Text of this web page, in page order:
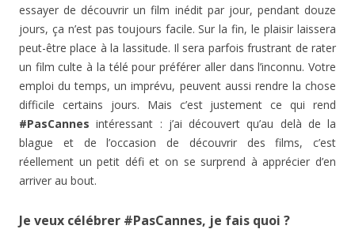
essayer de découvrir un film inédit par jour, pendant douze
jours, ça n’est pas toujours facile. Sur la fin, le plaisir laissera
peut-être place à la lassitude. Il sera parfois frustrant de rater
un film culte à la télé pour préférer aller dans l’inconnu. Votre
emploi du temps, un imprévu, peuvent aussi rendre la chose
difficile certains jours. Mais c’est justement ce qui rend
#PasCannes intéressant : j’ai découvert qu’au delà de la
blague et de l’occasion de découvrir des films, c’est
réellement un petit défi et on se surprend à apprécier d’en
arriver au bout.
Je veux célébrer #PasCannes, je fais quoi ?